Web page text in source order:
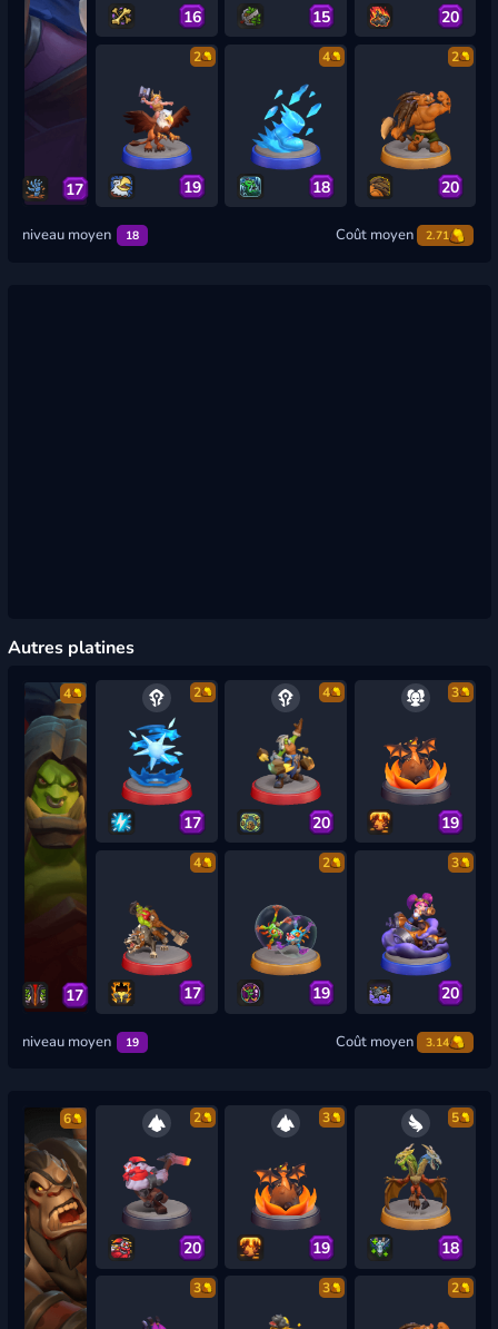
17
16 15 20
2
19
4
18
2
20
niveau moyen 18 Coût moyen 2.71
Autres platines
4
17
2
17
4
20
3
19
4
17
2
19
3
20
niveau moyen 19 Coût moyen 3.14
6 2
20
3
19
5
18
3 3 2